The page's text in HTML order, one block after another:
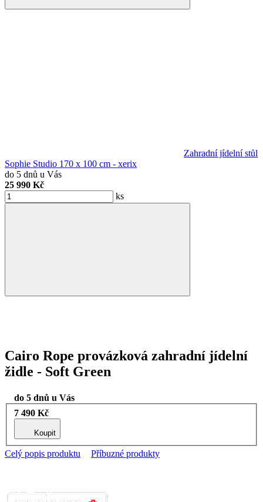
Zahradní jídelní stůl
Sophie Studio 170 x 100 cm - xerix
do 5 dnů u Vás
25 990 Kč
ks
Cairo Rope provázková zahradní jídelní
židle - Soft Green
do 5 dnů u Vás
7 490 Kč
Koupit
Celý popis produktu Příbuzné produkty